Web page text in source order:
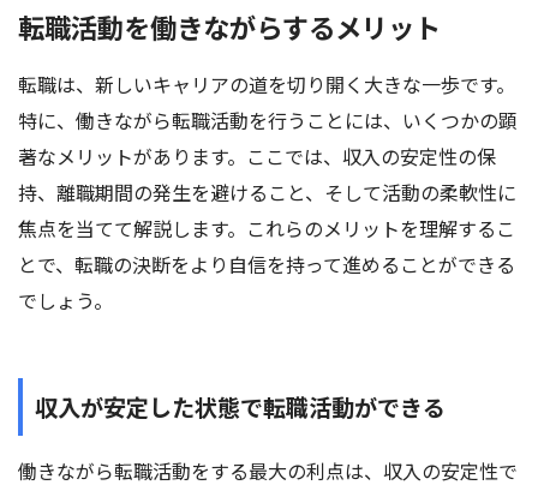
転職活動を働きながらするメリット
転職は、新しいキャリアの道を切り開く大きな一歩です。
特に、働きながら転職活動を行うことには、いくつかの顕
著なメリットがあります。ここでは、収入の安定性の保
持、離職期間の発生を避けること、そして活動の柔軟性に
焦点を当てて解説します。これらのメリットを理解するこ
とで、転職の決断をより自信を持って進めることができる
でしょう。
収入が安定した状態で転職活動ができる
働きながら転職活動をする最大の利点は、収入の安定性で